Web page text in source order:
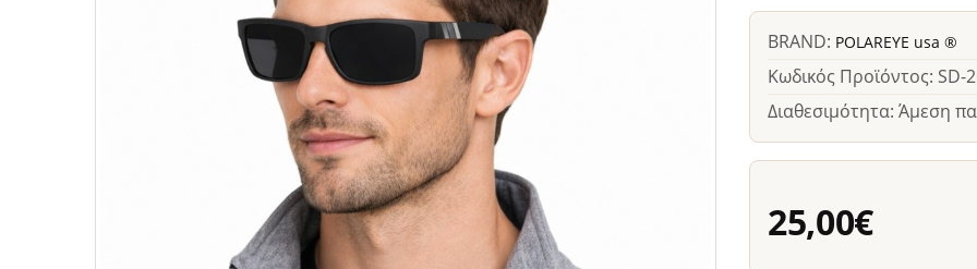
BRAND: POLAREYE usa ®
Κωδικός Προϊόντος: SD-
Διαθεσιμότητα: Άμεση
25,00€